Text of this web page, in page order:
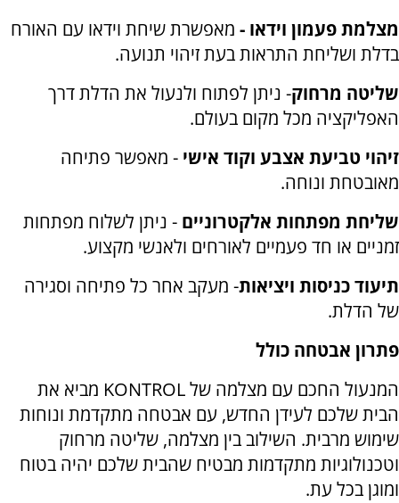
מצלמת פעמון וידאו - מאפשרת שיחת וידאו עם האורח
בדלת ושליחת התראות בעת זיהוי תנועה.
שליטה מרחוק- ניתן לפתוח ולנעול את הדלת דרך
האפליקציה מכל מקום בעולם.
זיהוי טביעת אצבע וקוד אישי - מאפשר פתיחה
מאובטחת ונוחה.
שליחת מפתחות אלקטרוניים - ניתן לשלוח מפתחות
זמניים או חד פעמיים לאורחים ולאנשי מקצוע.
תיעוד כניסות ויציאות- מעקב אחר כל פתיחה וסגירה
של הדלת.
פתרון אבטחה כולל
המנעול החכם עם מצלמה שלKONTROL מביא את
הבית שלכם לעידן החדש, עם אבטחה מתקדמת ונוחות
שימוש מרבית. השילוב בין מצלמה, שליטה מרחוק
וטכנולוגיות מתקדמות מבטיח שהבית שלכם יהיה בטוח
ומוגן בכל עת.